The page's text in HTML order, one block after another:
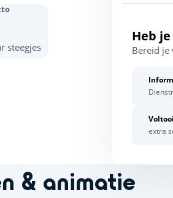
steegjes
Heb
Bereid
extra
& animatie